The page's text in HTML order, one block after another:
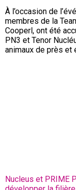
À l’occasion de
membres de la
Cooperl, ont été
PN3 et Tenor
animaux de près et
Nucleus et PRIME